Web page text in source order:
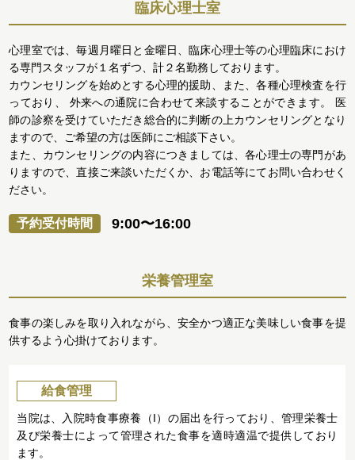
臨床心理士室
心理室では、毎週月曜日と金曜日、臨床心理士等の心理臨床におけ
る専門スタッフが１名ずつ、計２名勤務しております。
カウンセリングを始めとする心理的援助、また、各種心理検査を行
っており、 外来への通院に合わせて来談することができます。 医
師の診察を受けていただき総合的に判断の上カウンセリングとなり
ますので、ご希望の方は医師にご相談下さい。
また、カウンセリングの内容につきましては、各心理士の専門があ
りますので、直接ご来談いただくか、お電話等にてお問い合わせく
ださい。
予約受付時間 9:00〜16:00
栄養管理室
食事の楽しみを取り入れながら、安全かつ適正な美味しい食事を提
供するよう心掛けております。
給食管理
当院は、入院時食事療養（I）の届出を行っており、管理栄養士
及び栄養士によって管理された食事を適時適温で提供しており
ます。